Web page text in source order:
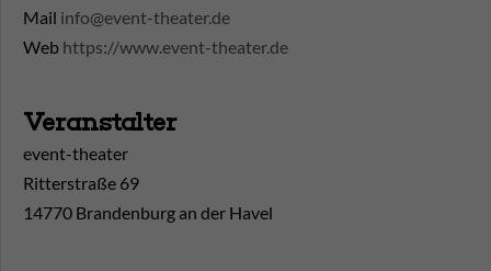
Mail info@event-theater.de
Web https://www.event-theater.de
Veranstalter
event-theater
Ritterstraße 69
14770 Brandenburg an der Havel